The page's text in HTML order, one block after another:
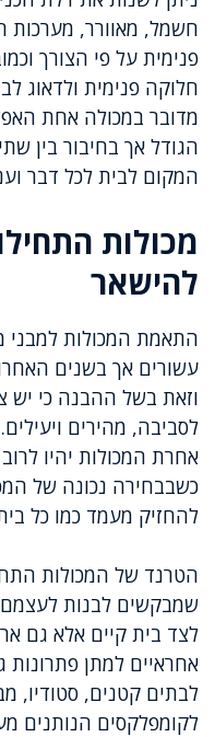
חשמל, מאוורר, מערכות
פנימית על פי הצורך
חלוקה פנימית ולדאוג
מדובר במכולה אחת
הגודל אך בחיבור בין
המקום לבית לכל דבר
מכולות
להישאר
התאמת המכולות למבני
עשורים אך בשנים
וזאת בשל ההבנה כי יש
לסביבה, מהירים
אחרת המכולות יהיו
כשבבחירה נכונה של
להחזיק מעמד כמו כל
הטרנד של המכולות
שמבקשים לבנות לעצמם
לצד בית קיים אלא גם
אחראיים למתן פתרונות
לבתים קטנים, סטודיו,
לקומפלקסים הנותנים